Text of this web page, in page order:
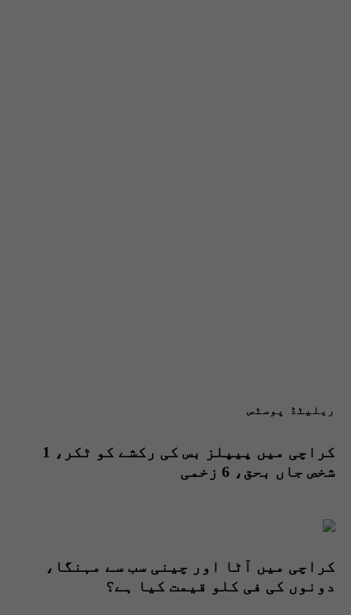
ریلیٹڈ پوسٹس
کراچی میں پیپلز بس کی رکشے کو ٹکر، 1
شخص جاں بحق، 6 زخمی
کراچی میں آٹا اور چینی سب سے مہنگا،
دونوں کی فی کلو قیمت کیا ہے؟